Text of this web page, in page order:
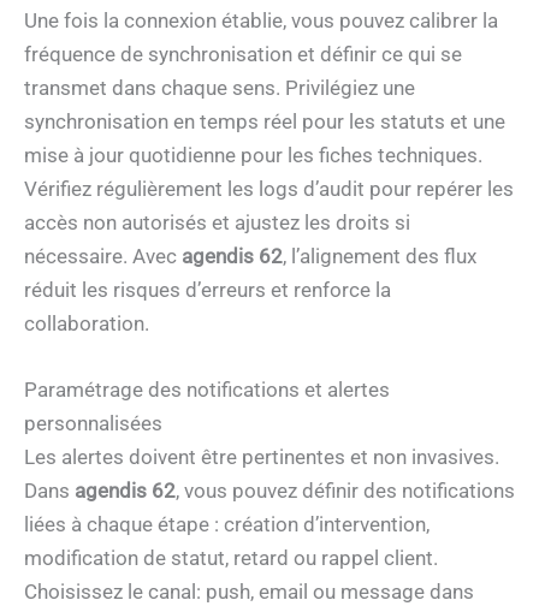
Une fois la connexion établie, vous pouvez calibrer la
fréquence de synchronisation et définir ce qui se
transmet dans chaque sens. Privilégiez une
synchronisation en temps réel pour les statuts et une
mise à jour quotidienne pour les fiches techniques.
Vérifiez régulièrement les logs d’audit pour repérer les
accès non autorisés et ajustez les droits si
nécessaire. Avec agendis 62, l’alignement des flux
réduit les risques d’erreurs et renforce la
collaboration.
Paramétrage des notifications et alertes
personnalisées
Les alertes doivent être pertinentes et non invasives.
Dans agendis 62, vous pouvez définir des notifications
liées à chaque étape : création d’intervention,
modification de statut, retard ou rappel client.
Choisissez le canal: push, email ou message dans